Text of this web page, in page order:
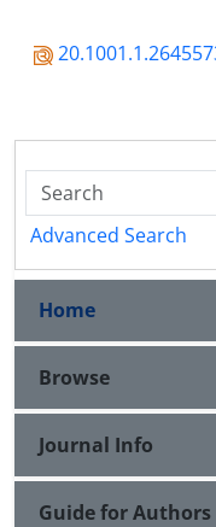
Advanced Search
Home
Browse
Journal Info
Guide for Authors